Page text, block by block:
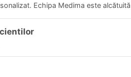
Echipa Medima este